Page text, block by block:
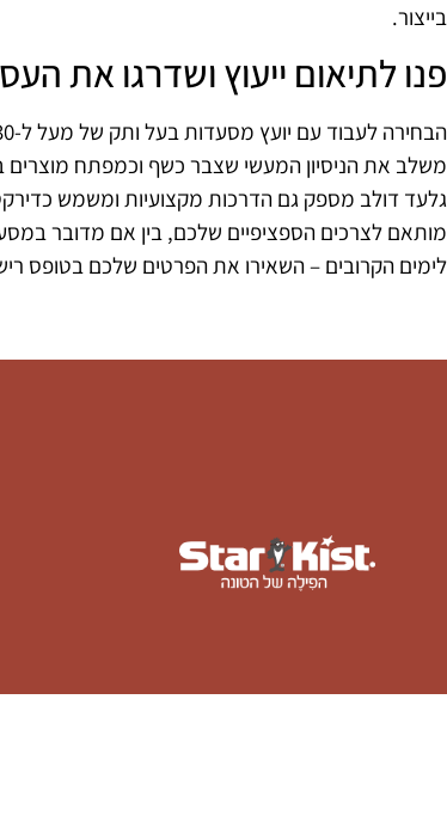
בייצור.
פנו לתיאום ייעוץ ושדרגו את
משלב את הניסיון המעשי שצבר כשף וכמפתח מוצרים
גלעד דולב מספק גם הדרכות מקצועיות ומשמש
מותאם לצרכים הספציפיים שלכם, בין אם מדובר
לימים הקרובים – השאירו את הפרטים שלכם בטופס